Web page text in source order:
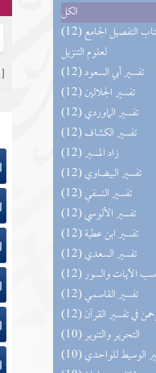
الكل
(12) التحصيل لفوائد كتاب التفصيل الجامع
لعلوم التنزيل
(12) تفسير أبي السعود
(12) تفسير الجلالين
(12) تفسير الماوردي
(12) تفسير الكشاف
(12) زاد المسير
(12) تفسير البيضاوي
(12) تفسير النسفي
(12) تفسير الألوسي
(12) تفسير ابن عطية
(12) تفسير السعدي
الآيات والسور
(12) تفسير القاسمي
في تفسير القرآن
(10) التحرير والتنوير
الوسيط للواحدي